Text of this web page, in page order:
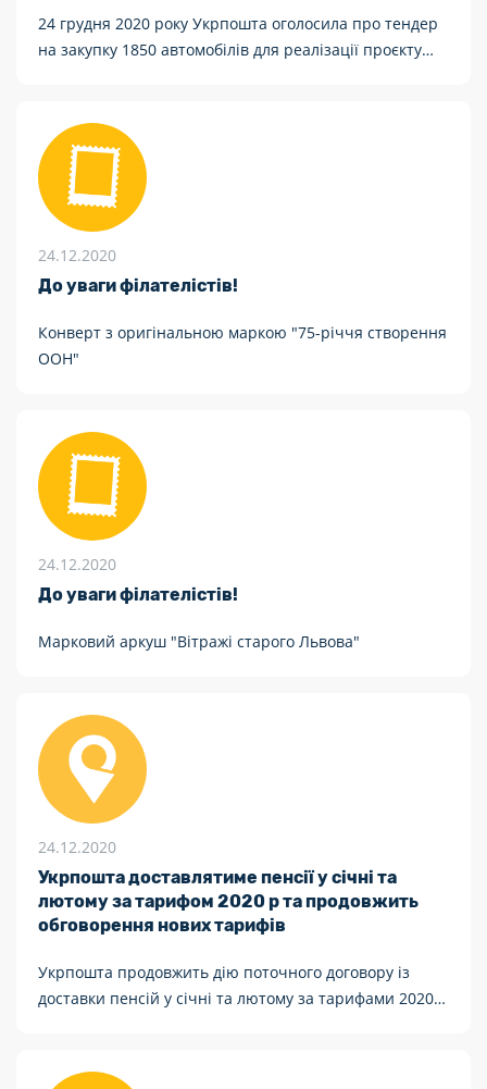
24 грудня 2020 року Укрпошта оголосила про тендер
на закупку 1850 автомобілів для реалізації проєкту
24.12.2020
До уваги філателістів!
Конверт з оригінальною маркою "75-річчя створення
ООН"
24.12.2020
До уваги філателістів!
Марковий аркуш "Вітражі старого Львова"
24.12.2020
Укрпошта доставлятиме пенсії у січні та
лютому за тарифом 2020 р та продовжить
обговорення нових тарифів
Укрпошта продовжить дію поточного договору із
доставки пенсій у січні та лютому за тарифами 2020
оператора прийняв Пенсійний фонд України.